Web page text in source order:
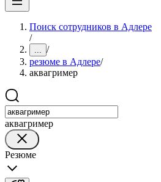
Поиск сотрудников в Адлере
/
... /
резюме в Адлере/
аквагример
аквагример
Резюме